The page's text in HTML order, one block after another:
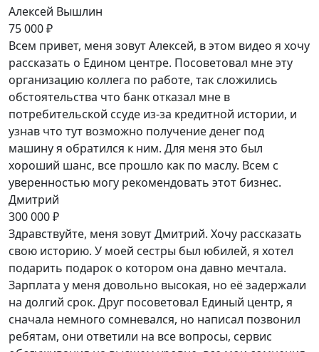
Алексей Вышлин
75 000 ₽
Всем привет, меня зовут Алексей, в этом видео я хочу
рассказать о Едином центре. Посоветовал мне эту
организацию коллега по работе, так сложились
обстоятельства что банк отказал мне в
потребительской ссуде из-за кредитной истории, и
узнав что тут возможно получение денег под
машину я обратился к ним. Для меня это был
хороший шанс, все прошло как по маслу. Всем с
уверенностью могу рекомендовать этот бизнес.
Дмитрий
300 000 ₽
Здравствуйте, меня зовут Дмитрий. Хочу рассказать
свою историю. У моей сестры был юбилей, я хотел
подарить подарок о котором она давно мечтала.
Зарплата у меня довольно высокая, но её задержали
на долгий срок. Друг посоветовал Единый центр, я
сначала немного сомневался, но написал позвонил
ребятам, они ответили на все вопросы, сервис